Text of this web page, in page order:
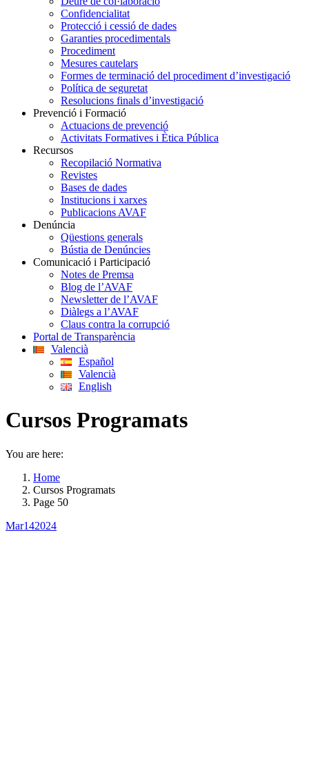
Confidencialitat
Protecció i cessió de dades
Garanties procedimentals
Procediment
Mesures cautelars
Formes de terminació del procediment d’investigació
Política de seguretat
Resolucions finals d’investigació
Prevenció i Formació
Actuacions de prevenció
Activitats Formatives i Ètica Pública
Recursos
Recopilació Normativa
Revistes
Bases de dades
Institucions i xarxes
Publicacions AVAF
Denúncia
Qüestions generals
Bústia de Denúncies
Comunicació i Participació
Notes de Premsa
Blog de l’AVAF
Newsletter de l’AVAF
Diàlegs a l’AVAF
Claus contra la corrupció
Portal de Transparència
Valencià
Español
Valencià
English
Cursos Programats
You are here:
Home
Cursos Programats
Page 50
Mar142024